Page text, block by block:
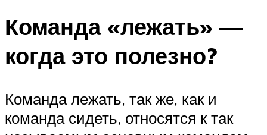
Команда «лежать» —
когда это полезно?
Команда лежать, так же, как и
команда сидеть, относятся к так